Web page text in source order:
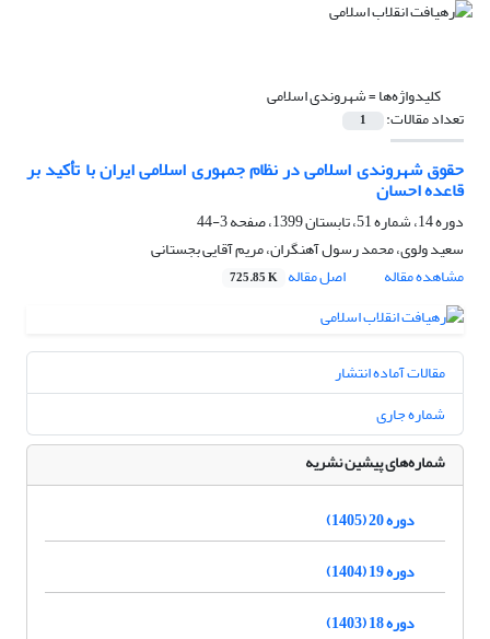
کلیدواژه‌ها =شهروندی اسلامی
تعداد مقالات: 1
حقوق شهروندی اسلامی در نظام جمهوری اسلامی ایران با تأکید بر
قاعده احسان
دوره 14، شماره 51، تابستان 1399، صفحه
3-44
سعید ولوی، محمد رسول آهنگران، مریم آقایی بجستانی
مشاهده مقاله
اصل مقاله 725.85 K
مقالات آماده انتشار
شماره جاری
شماره‌های پیشین نشریه
دوره 20 (1405)
دوره 19 (1404)
دوره 18 (1403)